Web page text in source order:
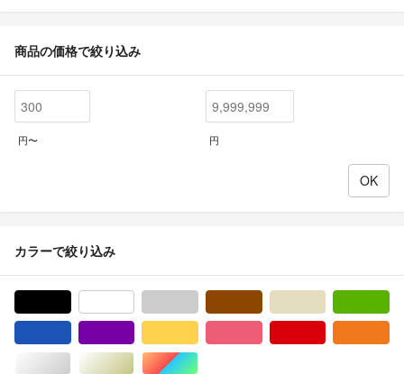
商品の価格で絞り込み
円〜 円
カラーで絞り込み
シルバー/銀色系ゴールド/金色系マルチカラー